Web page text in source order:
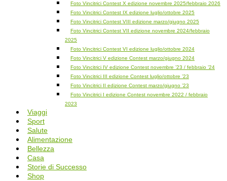
Foto Vincitrici Contest X edizione novembre 2025/febbraio 2026
Foto Vincitrici Contest IX edizione luglio/ottobre 2025
Foto Vincitrici Contest VIII edizione marzo/giugno 2025
Foto Vincitrici Contest VII edizione novembre 2024/febbraio
2025
Foto Vincitrici Contest VI edizione luglio/ottobre 2024
Foto Vincitrici V edizione Contest marzo/giugno 2024
Foto Vincitrici IV edizione Contest novembre ’23 / febbraio ’24
Foto Vincitrici III edizione Contest luglio/ottobre ’23
Foto Vincitrici II edizione Contest marzo/giugno ’23
Foto Vincitrici I edizione Contest novembre 2022 / febbraio
2023
Viaggi
Sport
Salute
Alimentazione
Bellezza
Casa
Storie di Successo
Shop